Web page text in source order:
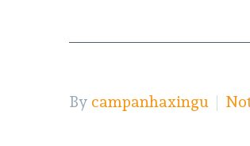
By campanhaxingu